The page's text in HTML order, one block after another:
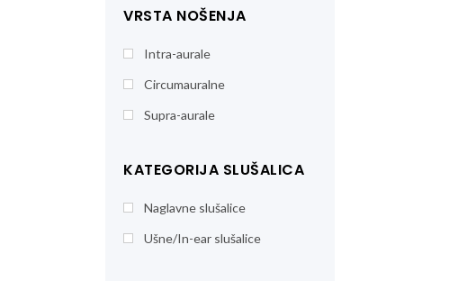
VRSTA NOŠENJA
Intra-aurale
Circumauralne
Supra-aurale
KATEGORIJA SLUŠALICA
Naglavne slušalice
Ušne/In-ear slušalice